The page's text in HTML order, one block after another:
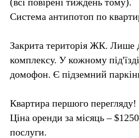
Система антипотоп по
Закрита територія ЖК. Лише
комплексу. У кожному
домофон. Є підземний
Квартира першого перегляду!
Ціна оренди за місяць –
послуги.